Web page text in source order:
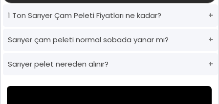
1 Ton Sarıyer Çam Peleti Fiyatları ne kadar?
Sarıyer çam peleti normal sobada yanar mı?
Sarıyer pelet nereden alınır?